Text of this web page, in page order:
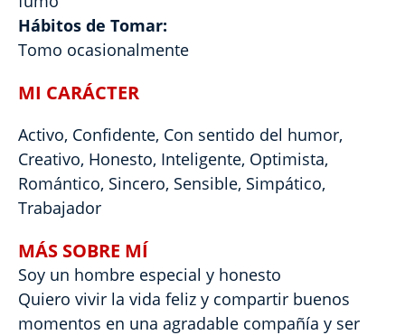
Hábitos de Tomar:
Tomo ocasionalmente
MI CARÁCTER
Activo, Confidente, Con sentido del humor,
Creativo, Honesto, Inteligente, Optimista,
Romántico, Sincero, Sensible, Simpático,
Trabajador
MÁS SOBRE MÍ
Soy un hombre especial y honesto
Quiero vivir la vida feliz y compartir buenos
momentos en una agradable compañía y ser